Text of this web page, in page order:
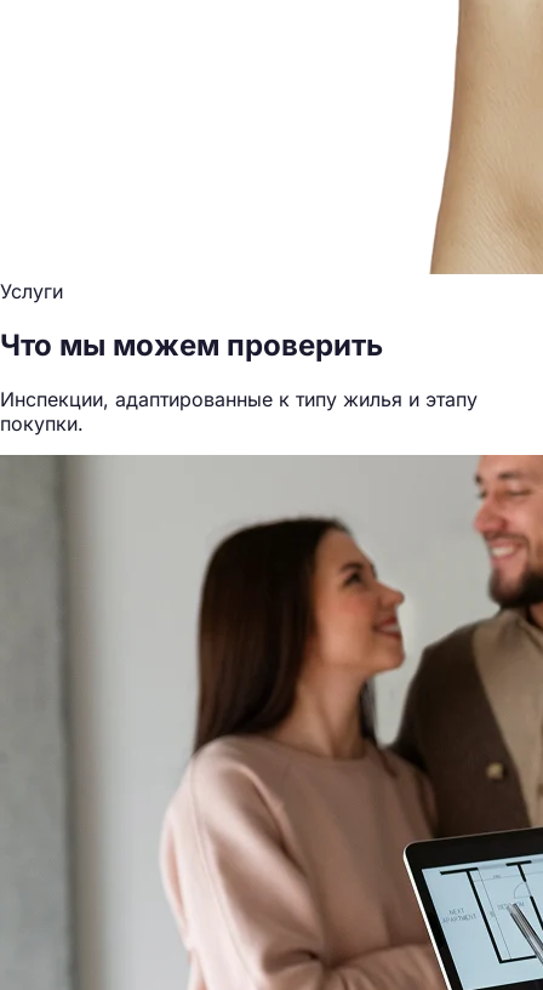
Услуги
Что мы можем проверить
Инспекции, адаптированные к типу жилья и этапу
покупки.